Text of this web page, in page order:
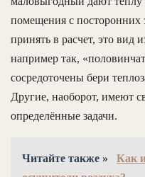
помещения с посторонних
принять в расчет, это вид
например так,
сосредоточены бери
Другие, наоборот, имеют
определённые задачи.
Читайте также »
Как